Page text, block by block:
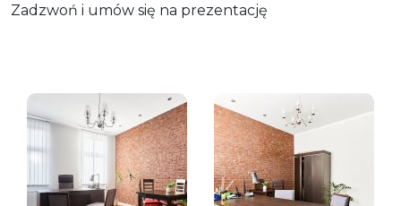
Zadzwoń i umów się na prezentację